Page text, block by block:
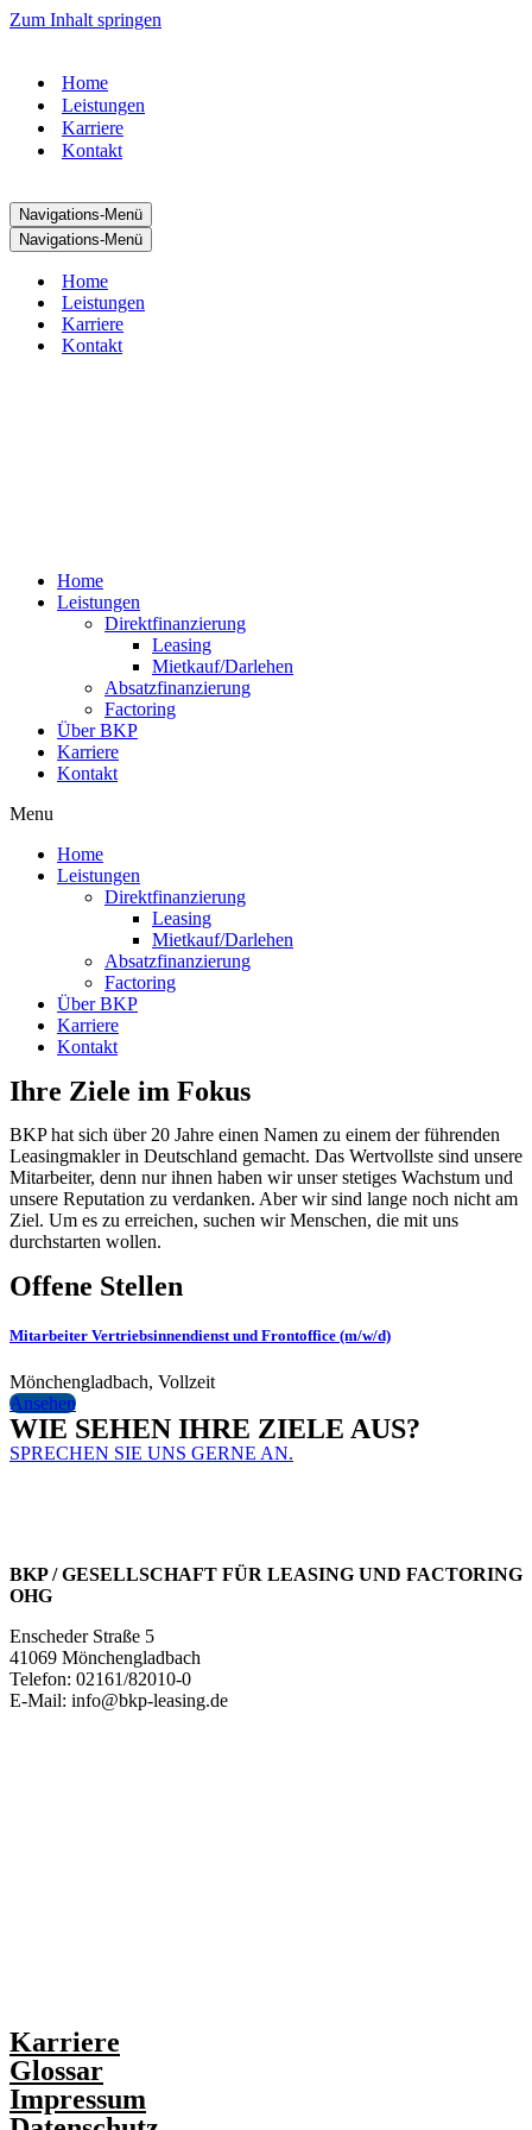
Zum Inhalt springen
Home
Leistungen
Karriere
Kontakt
Navigations-Menü
Navigations-Menü
Home
Leistungen
Karriere
Kontakt
Home
Leistungen
Direktfinanzierung
Leasing
Mietkauf/Darlehen
Absatzfinanzierung
Factoring
Über BKP
Karriere
Kontakt
Menu
Home
Leistungen
Direktfinanzierung
Leasing
Mietkauf/Darlehen
Absatzfinanzierung
Factoring
Über BKP
Karriere
Kontakt
Ihre Ziele im Fokus
BKP hat sich über 20 Jahre einen Namen zu einem der führenden
Leasingmakler in Deutschland gemacht. Das Wertvollste sind unsere
Mitarbeiter, denn nur ihnen haben wir unser stetiges Wachstum und
unsere Reputation zu verdanken. Aber wir sind lange noch nicht am
Ziel. Um es zu erreichen, suchen wir Menschen, die mit uns
durchstarten wollen.
Offene Stellen
Mitarbeiter Vertriebsinnendienst und Frontoffice (m/w/d)
Mönchengladbach, Vollzeit
Ansehen
WIE SEHEN IHRE ZIELE AUS?
SPRECHEN SIE UNS GERNE AN.
BKP / GESELLSCHAFT FÜR LEASING UND FACTORING
OHG
Enscheder Straße 5
41069 Mönchengladbach
Telefon: 02161/82010-0
E-Mail: info@bkp-leasing.de
Karriere
Glossar
Impressum